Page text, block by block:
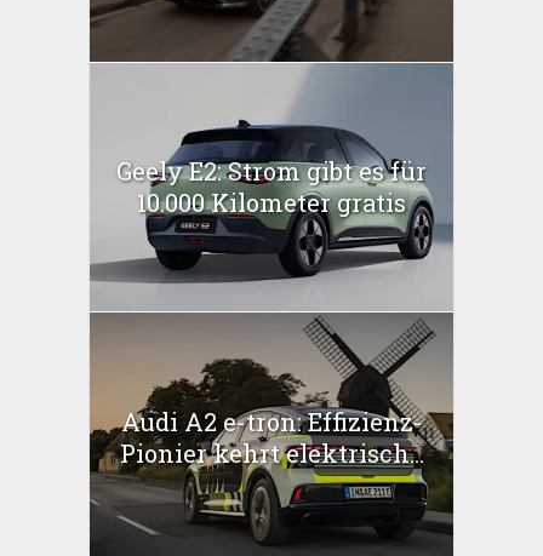
Geely E2: Strom gibt es für
10.000 Kilometer gratis
Audi A2 e-tron: Effizienz-
Pionier kehrt elektrisch...